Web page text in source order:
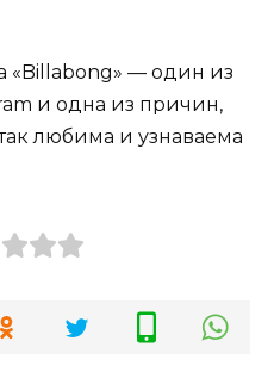
«Billabong» — один из
и одна из причин,
любима и узнаваема